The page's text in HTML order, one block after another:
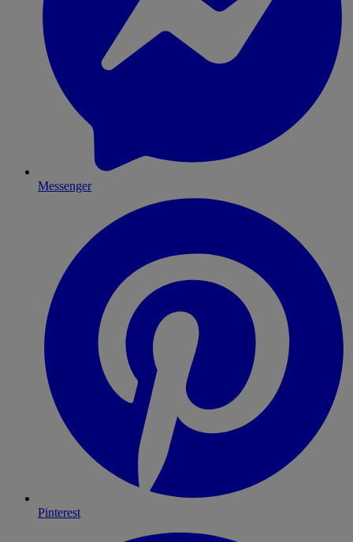
Messenger
Pinterest